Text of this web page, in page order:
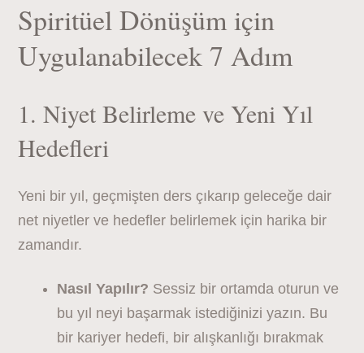
Spiritüel Dönüşüm için
Uygulanabilecek 7 Adım
1. Niyet Belirleme ve Yeni Yıl
Hedefleri
Yeni bir yıl, geçmişten ders çıkarıp geleceğe dair
net niyetler ve hedefler belirlemek için harika bir
zamandır.
Nasıl Yapılır? Sessiz bir ortamda oturun ve
bu yıl neyi başarmak istediğinizi yazın. Bu
bir kariyer hedefi, bir alışkanlığı bırakmak